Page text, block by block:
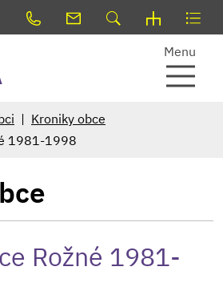
Menu
Kroniky obce
1981-1998
Rožné 1981-